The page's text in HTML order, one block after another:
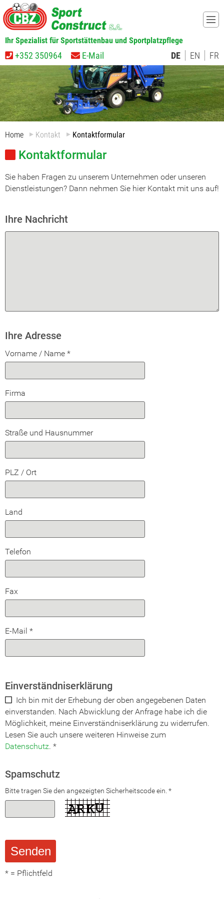
Home Kontakt Kontaktformular
Kontaktformular
Sie haben Fragen zu unserem Unternehmen oder unseren
Dienstleistungen? Dann nehmen Sie hier Kontakt mit uns auf!
Ihre Nachricht
Ihre Adresse
Vorname / Name *
Firma
Straße und Hausnummer
PLZ / Ort
Land
Telefon
Fax
E-Mail *
Einverständniserklärung
Ich bin mit der Erhebung der oben angegebenen Daten
einverstanden. Nach Abwicklung der Anfrage habe ich die
Möglichkeit, meine Einverständniserklärung zu widerrufen.
Lesen Sie auch unsere weiteren Hinweise zum
Datenschutz. *
Spamschutz
Bitte tragen Sie den angezeigten Sicherheitscode ein. *
* = Pflichtfeld
Ihr Spezialist für Sportstättenbau und Sportplatzpflege
+352 350964 E-Mail DE EN FR